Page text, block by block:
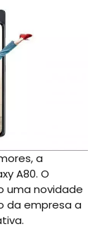
a
A80. O
uma novidade
da empresa a